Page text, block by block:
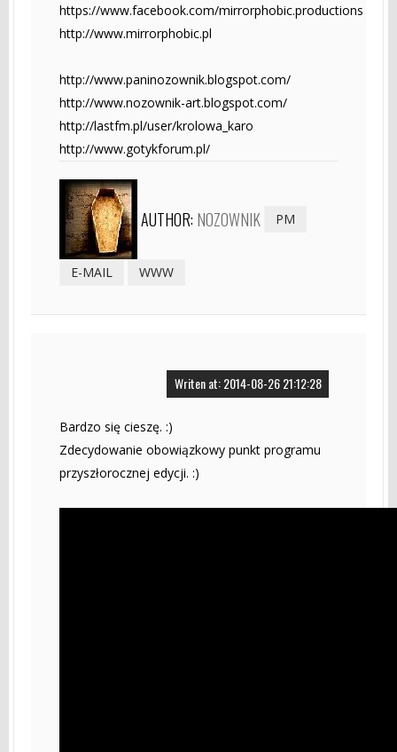
https://www.facebook.com/mirrorphobic.productions
http://www.mirrorphobic.pl
http://www.paninozownik.blogspot.com/
http://www.nozownik-art.blogspot.com/
http://lastfm.pl/user/krolowa_karo
http://www.gotykforum.pl/
AUTHOR: NOZOWNIK PM
E-MAIL WWW
Writen at: 2014-08-26 21:12:28
Bardzo się cieszę. :)
Zdecydowanie obowiązkowy punkt programu
przyszłorocznej edycji. :)